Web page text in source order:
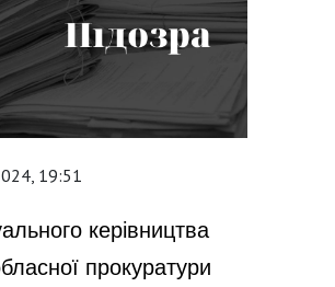
19:51
керівництва
прокуратури